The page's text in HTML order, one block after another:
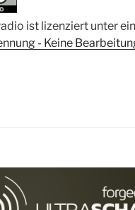
ist lizenziert unter
- Keine